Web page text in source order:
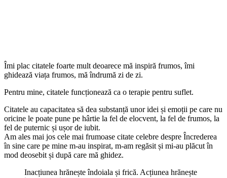
Îmi plac citatele foarte mult deoarece mă inspiră frumos, îmi
ghidează viața frumos, mă îndrumă zi de zi.
Pentru mine, citatele funcționează ca o terapie pentru suflet.
Citatele au capacitatea să dea substanță unor idei și emoții pe care nu
oricine le poate pune pe hârtie la fel de elocvent, la fel de frumos, la
fel de puternic și ușor de iubit.
Am ales mai jos cele mai frumoase citate celebre despre Încrederea
în sine care pe mine m-au inspirat, m-am regăsit și mi-au plăcut în
mod deosebit și după care mă ghidez.
Inacțiunea hrănește îndoiala și frică. Acțiunea hrănește